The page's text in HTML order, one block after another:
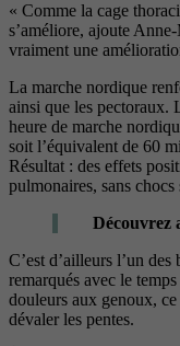
« Comme la cage tho
s’améliore, ajoute Anne-
vraiment une
La marche nordique
ainsi que les pectoraux.
heure de marche nor
soit l’équivalent de 60
Résultat : des effets
pulmonaires, sans chocs
Découvrez
C’est d’ailleurs l’un des
remarqués avec le
douleurs aux genoux,
dévaler les pentes.